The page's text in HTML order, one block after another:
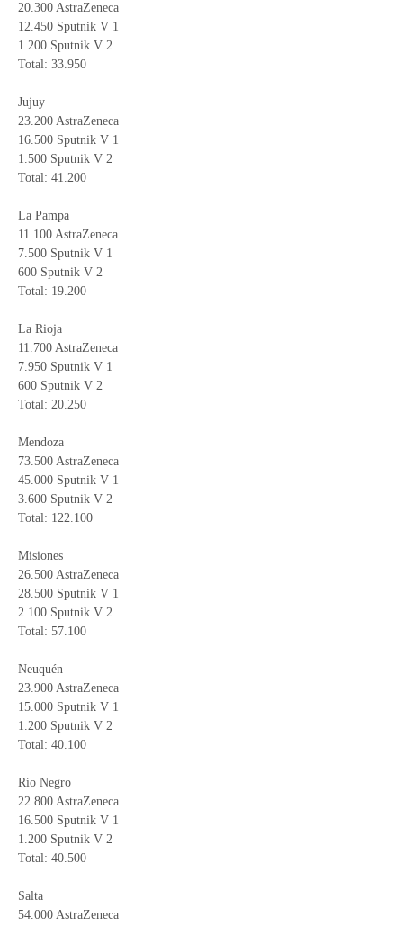
20.300 AstraZeneca
12.450 Sputnik V 1
1.200 Sputnik V 2
Total: 33.950
Jujuy
23.200 AstraZeneca
16.500 Sputnik V 1
1.500 Sputnik V 2
Total: 41.200
La Pampa
11.100 AstraZeneca
7.500 Sputnik V 1
600 Sputnik V 2
Total: 19.200
La Rioja
11.700 AstraZeneca
7.950 Sputnik V 1
600 Sputnik V 2
Total: 20.250
Mendoza
73.500 AstraZeneca
45.000 Sputnik V 1
3.600 Sputnik V 2
Total: 122.100
Misiones
26.500 AstraZeneca
28.500 Sputnik V 1
2.100 Sputnik V 2
Total: 57.100
Neuquén
23.900 AstraZeneca
15.000 Sputnik V 1
1.200 Sputnik V 2
Total: 40.100
Río Negro
22.800 AstraZeneca
16.500 Sputnik V 1
1.200 Sputnik V 2
Total: 40.500
Salta
54.000 AstraZeneca